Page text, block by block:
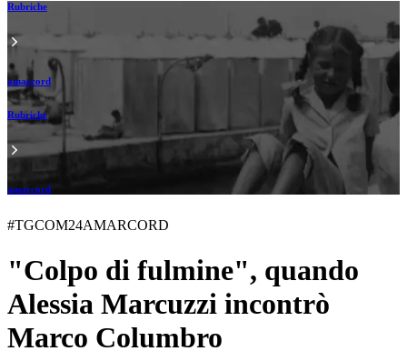
Rubriche
amarcord
Rubriche
amarcord
#TGCOM24AMARCORD
"Colpo di fulmine", quando
Alessia Marcuzzi incontrò
Marco Columbro